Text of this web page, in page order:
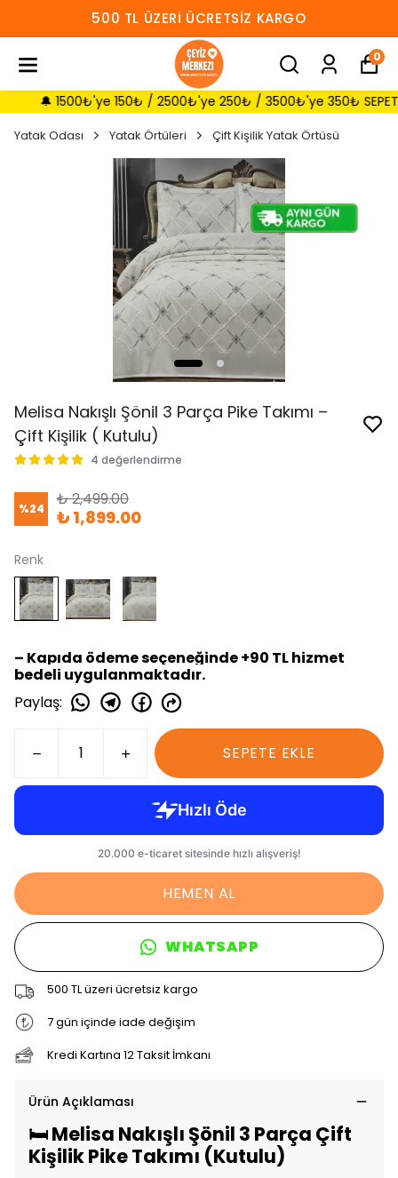
HEMEN ÜYE OL 30 TL
0
1500₺'ye 150₺ / 2500₺'ye 250₺ / 3500₺'ye 350₺ SEPETTE
Yatak Odası Yatak Örtüleri Çift Kişilik Yatak Örtüsü
Melisa Nakışlı Şönil 3 Parça Pike Takımı –
Çift Kişilik ( Kutulu)
4 değerlendirme
%24 ₺ 2,499.00
₺ 1,899.00
Renk
– Kapıda ödeme seçeneğinde +90 TL hizmet
bedeli uygulanmaktadır.
Paylaş:
SEPETE EKLE
HEMEN AL
WHATSAPP
500 TL üzeri ücretsiz kargo
7 gün içinde iade değişim
Kredi Kartına 12 Taksit İmkanı
Ürün Açıklaması
🛏️ Melisa Nakışlı Şönil 3 Parça Çift
Kişilik Pike Takımı (Kutulu)